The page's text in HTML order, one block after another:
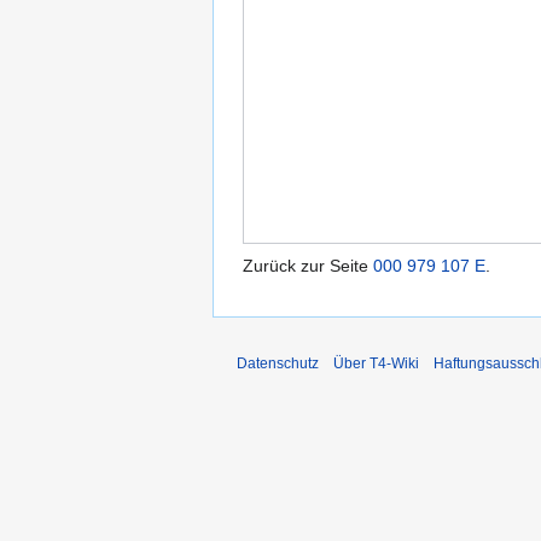
Zurück zur Seite 000 979 107 E.
Datenschutz Über T4-Wiki